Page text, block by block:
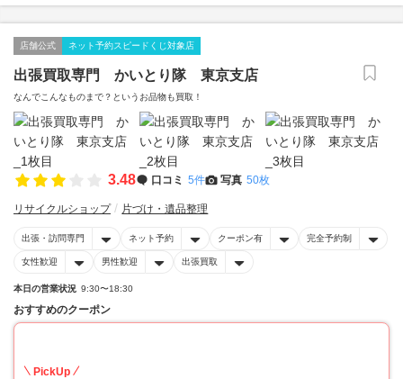
店舗公式 ネット予約スピードくじ対象店
出張買取専門 かいとり隊 東京支店
なんでこんなものまで？というお品物も買取！
3.48 口コミ 5件 写真 50枚
リサイクルショップ 片づけ・遺品整理
出張・訪問専門 ネット予約 クーポン有 完全予約制
女性歓迎 男性歓迎 出張買取
本日の営業状況 9:30〜18:30
おすすめのクーポン
PickUp